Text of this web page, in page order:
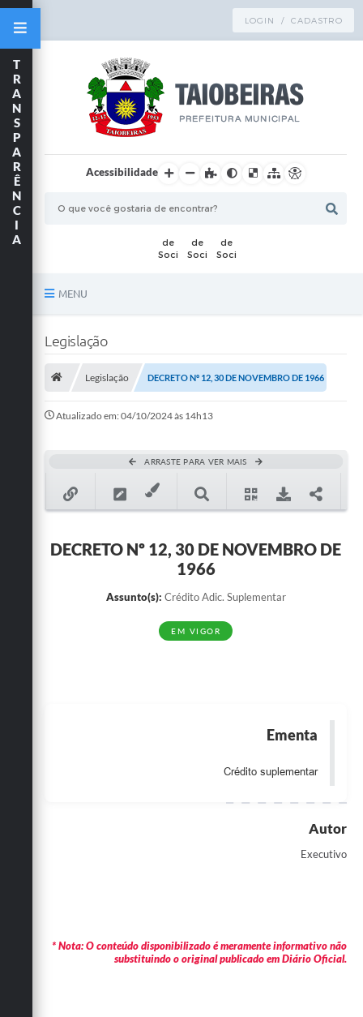
LOGIN / CADASTRO
Acessibilidade
MENU
Mapa do Site
SIC
T
R
A
N
S
P
A
R
Ê
N
C
I
A
Legislação
Legislação DECRETO Nº 12, 30 DE NOVEMBRO DE 1966
Atualizado em: 04/10/2024 às 14h13
ARRASTE PARA VER MAIS
DECRETO Nº 12, 30 DE NOVEMBRO DE
1966
Assunto(s): Crédito Adic. Suplementar
EM VIGOR
Ementa
Crédito suplementar
Autor
Executivo
* Nota: O conteúdo disponibilizado é meramente informativo não
substituindo o original publicado em Diário Oficial.